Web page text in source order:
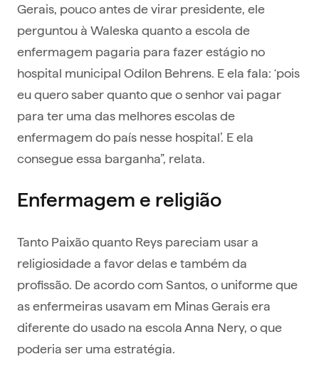
Gerais, pouco antes de virar presidente, ele
perguntou à Waleska quanto a escola de
enfermagem pagaria para fazer estágio no
hospital municipal Odilon Behrens. E ela fala: ‘pois
eu quero saber quanto que o senhor vai pagar
para ter uma das melhores escolas de
enfermagem do país nesse hospital’. E ela
consegue essa barganha”, relata.
Enfermagem e religião
Tanto Paixão quanto Reys pareciam usar a
religiosidade a favor delas e também da
profissão. De acordo com Santos, o uniforme que
as enfermeiras usavam em Minas Gerais era
diferente do usado na escola Anna Nery, o que
poderia ser uma estratégia.